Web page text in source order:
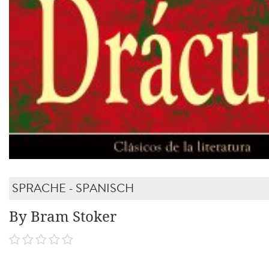
SPRACHE - SPANISCH
By Bram Stoker